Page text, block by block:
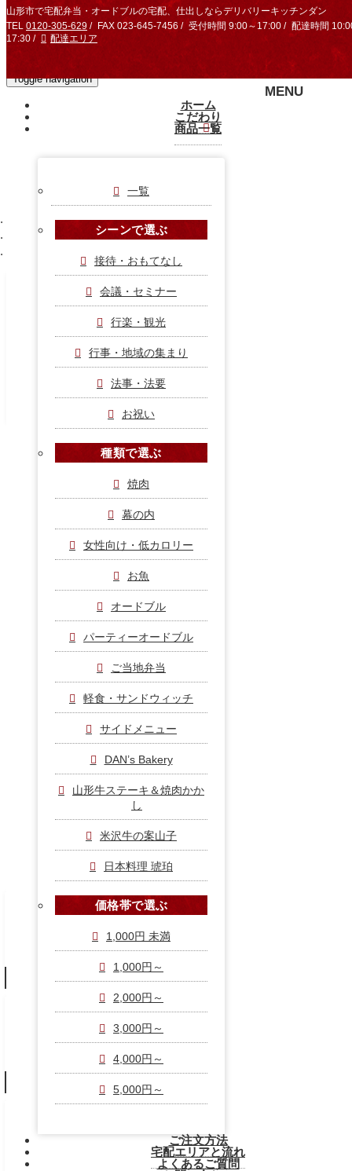
山形市で宅配弁当・オードブルの宅配、仕出しならデリバリーキッチンダン
TEL 0120-305-629 FAX 023-645-7456 受付時間 9:00～17:00
配達時間
17:30
配達エリア
Toggle navigation
ホーム
こだわり
商品一覧
一覧
シーンで選ぶ
接待・おもてなし
会議・セミナー
行楽・観光
行事・地域の集まり
法事・法要
お祝い
種類で選ぶ
焼肉
幕の内
女性向け・低カロリー
お魚
オードブル
パーティーオードブル
ご当地弁当
軽食・サンドウィッチ
サイドメニュー
DAN’s Bakery
山形牛ステーキ＆焼肉かか
し
米沢牛の案山子
日本料理 琥珀
価格帯で選ぶ
1,000円 未満
1,000円～
2,000円～
3,000円～
4,000円～
5,000円～
ご注文方法
宅配エリアと流れ
よくあるご質問
C40D8736-1727-49CE-BEEA-
FA0ECEF4DCB4
配達エリア
電話受付 9:00～17:00
配達時間 10:00～17:30
店頭お持ち帰り 10:00～17:30
店頭お持ち帰りの際は17時半までにご来店ください。
キャンセル料は前々日12時以降の場合は50％、当日は100％
お支払はカードまたは現金にて承ります。
シーンで選ぶ
製薬会社（ＭＲ）様 / ご来賓・来
客 / 役員会議 / ご接待 / 特別な会合
会議 / 研修 / セミナー / 説明会 / 学
校・PTA / 役所 / 町内会
クリスマス / パーティ / 宴会 / 納会
/ 新年会 / 忘年会/ 地域の集まり